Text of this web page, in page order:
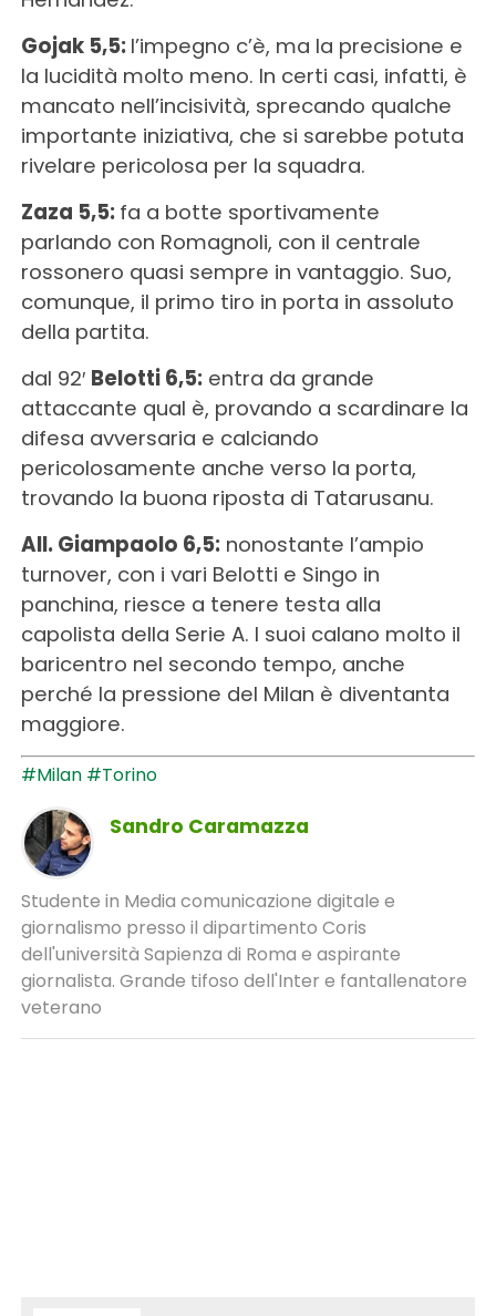
Gojak 5,5: l’impegno c’è, ma la precisione e
la lucidità molto meno. In certi casi, infatti, è
mancato nell’incisività, sprecando qualche
importante iniziativa, che si sarebbe potuta
rivelare pericolosa per la squadra.
Zaza 5,5: fa a botte sportivamente
parlando con Romagnoli, con il centrale
rossonero quasi sempre in vantaggio. Suo,
comunque, il primo tiro in porta in assoluto
della partita.
dal 92′ Belotti 6,5:entra da grande
attaccante qual è, provando a scardinare la
difesa avversaria e calciando
pericolosamente anche verso la porta,
trovando la buona riposta di Tatarusanu.
All. Giampaolo 6,5:nonostante l’ampio
turnover, con i vari Belotti e Singo in
panchina, riesce a tenere testa alla
capolista della Serie A. I suoi calano molto il
baricentro nel secondo tempo, anche
perché la pressione del Milan è diventanta
maggiore.
#Milan #Torino
Sandro Caramazza
Studente in Media comunicazione digitale e
giornalismo presso il dipartimento Coris
dell'università Sapienza di Roma e aspirante
giornalista. Grande tifoso dell'Inter e fantallenatore
veterano